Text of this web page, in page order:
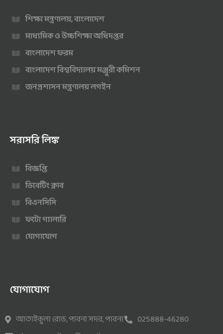
শিক্ষা মন্ত্রণালয়, বাংলাদেশ
মাধ্যমিক ও উচ্চশিক্ষা অধিদপ্তর
বাংলাদেশ ফরম
বাংলাদেশ বিশ্ববিদ্যালয় মঞ্জুরী কমিশন
জনপ্রশাসন মন্ত্রণালয় লগইন
সরাসরি লিঙ্ক
বিজ্ঞপ্তি
ডিবেটিং ক্লাব
বিএনসিসি
ফটো গ্যালারি
যোগাযোগ
যোগাযোগ
আতাইকুলা রোড, পাবনা সদর, পাবনা
025888-46280